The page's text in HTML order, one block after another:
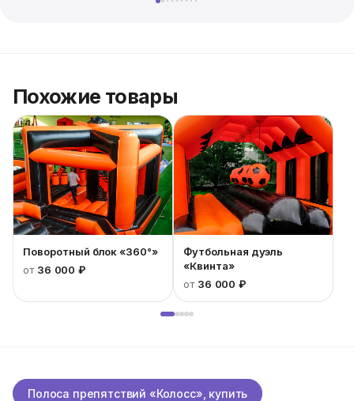
Похожие товары
Поворотный блок «360°»
от 36 000 ₽
Футбольная дуэль
«Квинта»
от 36 000 ₽
Полоса препятствий «Колосс», купить